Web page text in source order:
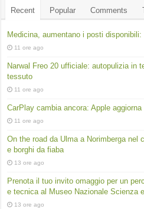
Recent Popular Comments
Medicina, aumentano i posti
11 ore ago
Narwal Freo 20 ufficiale: autopulizia in
tessuto
11 ore ago
CarPlay cambia ancora: Apple
11 ore ago
On the road da Ulma a Norimberga nel
e borghi da fiaba
13 ore ago
Prenota il tuo invito omaggio per un
e tecnica al Museo Nazionale Scienza
13 ore ago